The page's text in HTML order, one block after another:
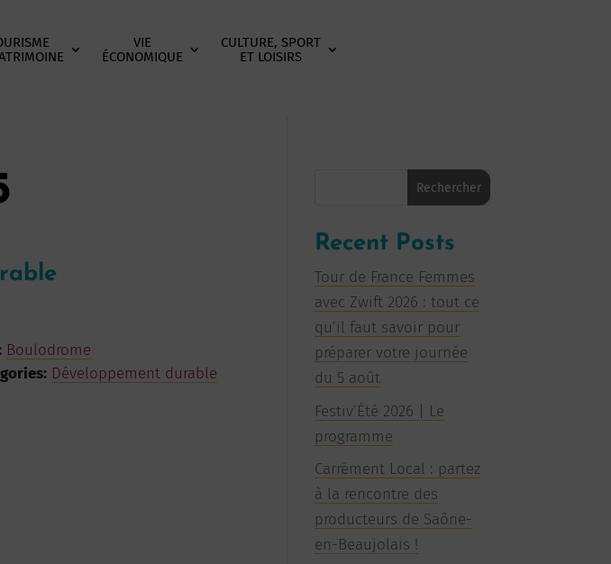
VIE
ÉCONOMIQUE
CULTURE, SPORT
ET LOISIRS
Boulodrome
Développement durable
Rechercher
Recent Posts
Tour de France Femmes
avec Zwift 2026 : tout ce
qu’il faut savoir pour
préparer votre journée
du 5 août
Festiv’Été 2026 | Le
programme
Carrément Local : partez
à la rencontre des
producteurs de Saône-
en-Beaujolais !